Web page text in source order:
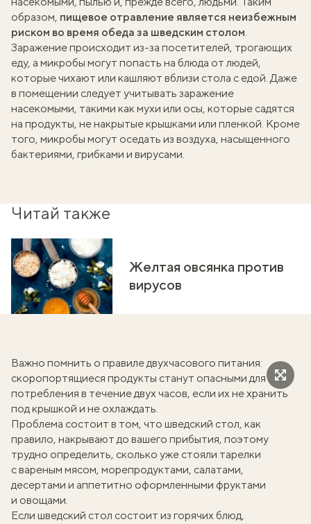
образом, пищевое отравление является неизбежным
риском во время обеда за шведским столом
Заражение происходит из-за посетителей, трогающих
еду, а микробы могут попасть на блюда от людей,
которые чихают или кашляют вблизи стола с едой. Даже
в помещении следует учитывать заражение
насекомыми, такими как мухи или осы, которые садятся
на продукты, не накрытые крышками или пленкой. Кроме
того, микробы могут оседать из воздуха, насыщенного
бактериями, грибками и вирусами.
Читай также
Желтая овсянка против
вирусов
Важно помнить о правиле двухчасового питания:
скоропортящиеся продукты станут опасными для
потребления в течение двух часов, если их не хранить
под крышкой и не охлаждать.
Проблема состоит в том, что шведский стол, как
правило, накрывают до вашего прибытия, поэтому
трудно определить, сколько уже стояли тарелки
с вареным мясом, морепродуктами, салатами,
десертами и аппетитно оформленными фруктами
и овощами.
Если шведский стол состоит из горячих блюд,